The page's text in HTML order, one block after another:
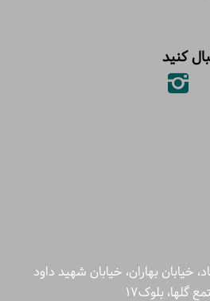
کنید
خیابان بهاران، خیابان شهید داود